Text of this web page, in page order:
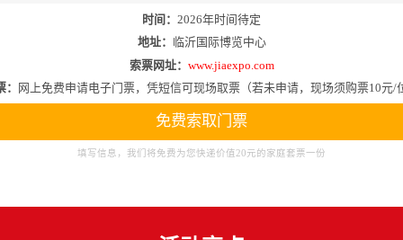
时间： 2026年时间待定
地址： 临沂国际博览中心
索票网址： www.jiaexpo.com
网上免费申请电子门票，凭短信可现场取票（若未申请，现场须购票10元/
免费索取门票
填写信息，我们将免费为您快递价值20元的家庭套票一份